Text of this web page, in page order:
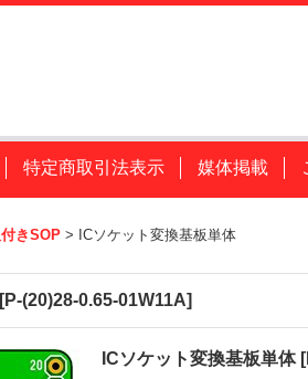
特定商取引法表示 媒体掲載
きSOP > ICソケット変換基板単体
[P-(20)28-0.65-01W11A]
ICソケット変換基板単体 [